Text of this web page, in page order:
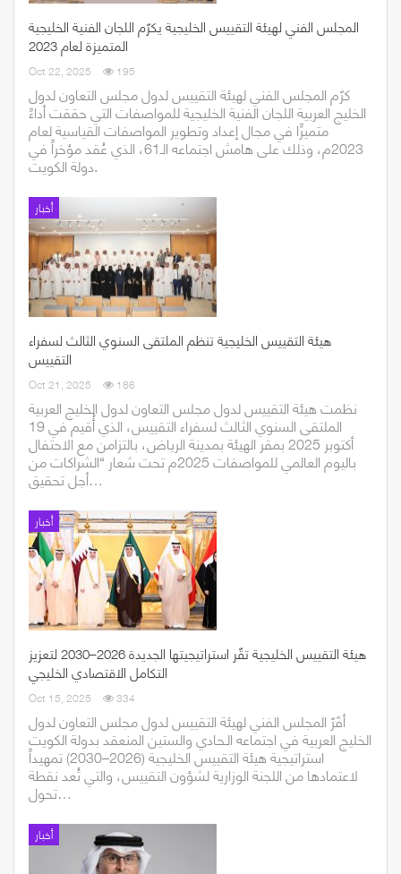
المجلس الفني لهيئة التقييس الخليجية يكرّم اللجان الفنية الخليجية
المتميزة لعام 2023
Oct 22, 2025 195
كرّم المجلس الفني لهيئة التقييس لدول مجلس التعاون لدول
الخليج العربية اللجان الفنية الخليجية للمواصفات التي حققت أداءً
متميزًا في مجال إعداد وتطوير المواصفات القياسية لعام
2023م، وذلك على هامش اجتماعه الـ61، الذي عُقد مؤخراً في
دولة الكويت.
أخبار
هيئة التقييس الخليجية تنظم الملتقى السنوي الثالث لسفراء
التقييس
Oct 21, 2025 186
نظمت هيئة التقييس لدول مجلس التعاون لدول الخليج العربية
الملتقى السنوي الثالث لسفراء التقييس، الذي أُقيم في 19
أكتوبر 2025 بمقر الهيئة بمدينة الرياض، بالتزامن مع الاحتفال
باليوم العالمي للمواصفات 2025م تحت شعار “الشراكات من
أجل تحقيق…
أخبار
هيئة التقييس الخليجية تقّر استراتيجيتها الجديدة 2026–2030 لتعزيز
التكامل الاقتصادي الخليجي
Oct 15, 2025 334
أقَرّ المجلس الفني لهيئة التقييس لدول مجلس التعاون لدول
الخليج العربية في اجتماعه الـحادي والستين المنعقد بدولة الكويت
استراتيجية هيئة التقييس الخليجية (2026–2030) تمهيداً
لاعتمادها من اللجنة الوزارية لشؤون التقييس، والتي تُعد نقطة
تحول…
أخبار